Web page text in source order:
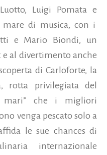
Luigi Pomata e
di musica, con i
e Mario Biondi, un
al divertimento anche
di Carloforte, la
rotta privilegiata del
mari” che i migliori
venga pescato solo a
le sue chances di
internazionale